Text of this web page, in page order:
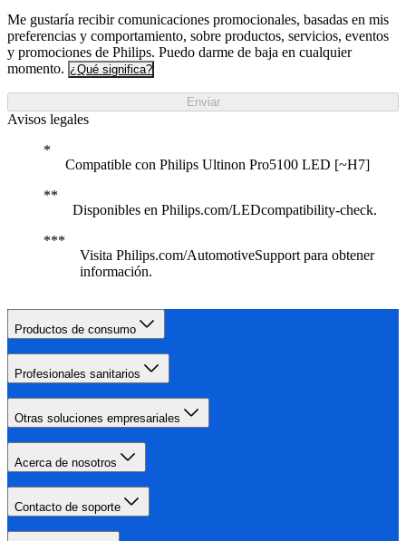
Me gustaría recibir comunicaciones promocionales, basadas en mis
preferencias y comportamiento, sobre productos, servicios, eventos
y promociones de Philips. Puedo darme de baja en cualquier
momento. ¿Qué significa?
Enviar
Avisos legales
Compatible con Philips Ultinon Pro5100 LED [~H7]
Disponibles en Philips.com/LEDcompatibility-check.
Visita Philips.com/AutomotiveSupport para obtener
información.
Productos de consumo
Profesionales sanitarios
Otras soluciones empresariales
Acerca de nosotros
Contacto de soporte